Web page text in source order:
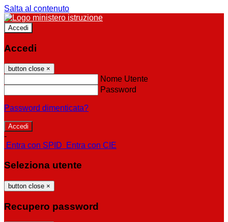
Salta al contenuto
Accedi
Accedi
button close ×
Nome Utente
Password
Password dimenticata?
-
Entra con SPID
Entra con CIE
Seleziona utente
button close ×
Recupero password